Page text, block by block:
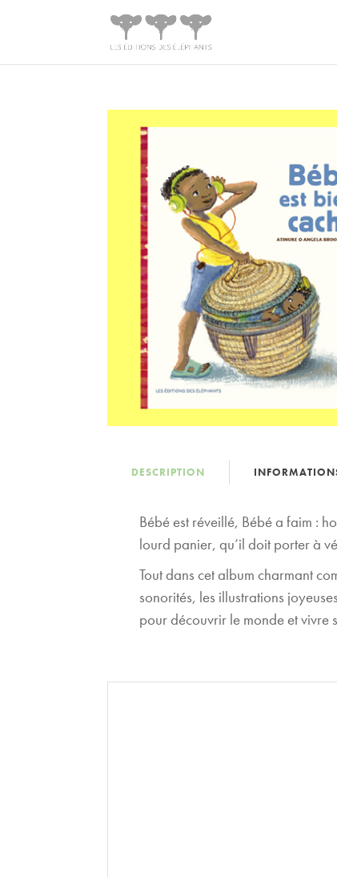
DESCRIPTION
Bébé est réveillé, Bébé a faim :
lourd panier, qu’il doit porter à
Tout dans cet album charmant
sonorités, les illustrations
pour découvrir le monde et vivre